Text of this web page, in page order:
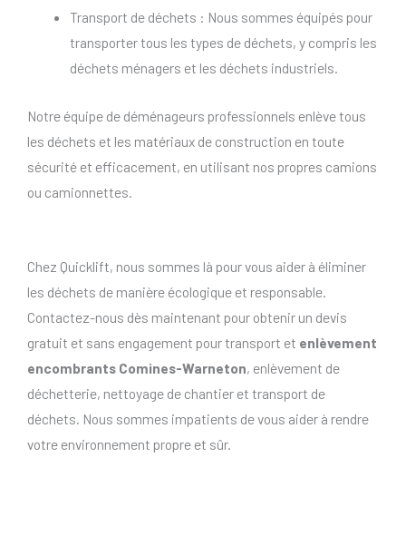
Transport de déchets : Nous sommes équipés pour
transporter tous les types de déchets, y compris les
déchets ménagers et les déchets industriels.
Notre équipe de déménageurs professionnels enlève tous
les déchets et les matériaux de construction en toute
sécurité et efficacement, en utilisant nos propres camions
ou camionnettes.
Chez Quicklift, nous sommes là pour vous aider à éliminer
les déchets de manière écologique et responsable.
Contactez-nous dès maintenant pour obtenir un devis
gratuit et sans engagement pour transport et enlèvement
encombrants Comines-Warneton, enlèvement de
déchetterie, nettoyage de chantier et transport de
déchets. Nous sommes impatients de vous aider à rendre
votre environnement propre et sûr.